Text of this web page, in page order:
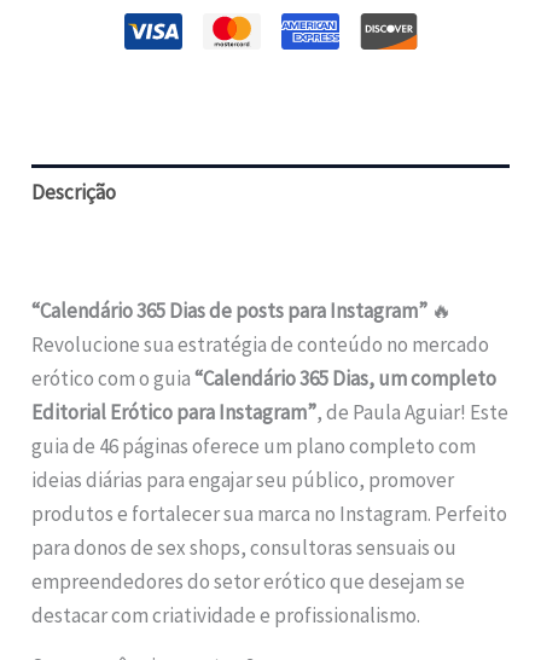
Descrição
“Calendário 365 Dias de posts para Instagram” 🔥
Revolucione sua estratégia de conteúdo no mercado
erótico com o guia“Calendário 365 Dias, um completo
Editorial Erótico para Instagram”, de Paula Aguiar! Este
guia de 46 páginas oferece um plano completo com
ideias diárias para engajar seu público, promover
produtos e fortalecer sua marca no Instagram. Perfeito
para donos de sex shops, consultoras sensuais ou
empreendedores do setor erótico que desejam se
destacar com criatividade e profissionalismo.